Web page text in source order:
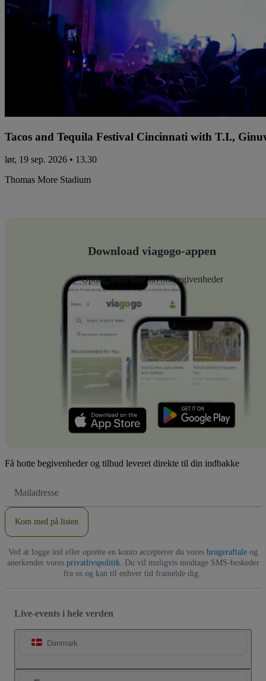
Tacos and Tequila Festival Cincinnati with T.I.,
lør, 19 sep. 2026 • 13.30
Thomas More Stadium
Download viagogo-appen
Opdag nemt dine favoritbegivenheder
Få hotte begivenheder og tilbud leveret direkte til din indbakke
adresse
Kom med på listen
Ved at logge ind eller oprette en konto accepterer du vores brugeraftale og
anerkender vores privatlivspolitik. Du vil muligvis modtage SMS-beskeder
fra os og kan til enhver tid framelde dig.
Live-events i hele verden
Danmark